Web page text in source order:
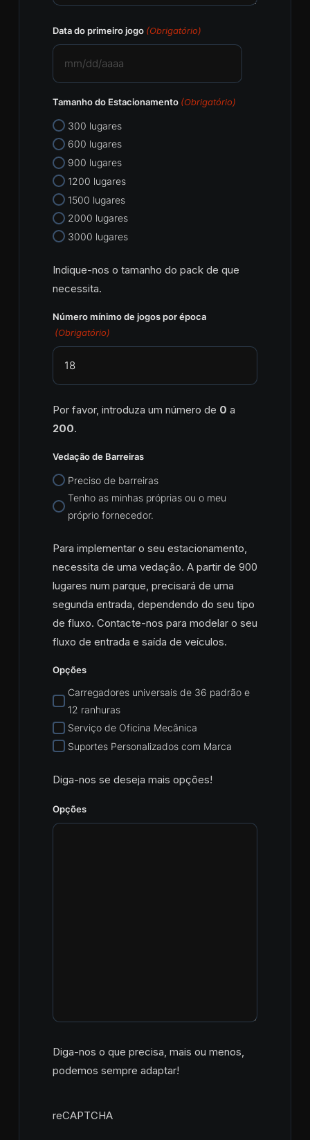
Data do primeiro jogo (Obrigatório)
DD
barra
AAAA
Tamanho do Estacionamento (Obrigatório)
300 lugares
600 lugares
900 lugares
1200 lugares
1500 lugares
2000 lugares
3000 lugares
Indique-nos o tamanho do pack de que
necessita.
Número mínimo de jogos por época
(Obrigatório)
Por favor, introduza um número de 0 a
200.
Vedação de Barreiras
Preciso de barreiras
Tenho as minhas próprias ou o meu
próprio fornecedor.
Para implementar o seu estacionamento,
necessita de uma vedação. A partir de 900
lugares num parque, precisará de uma
segunda entrada, dependendo do seu tipo
de fluxo. Contacte-nos para modelar o seu
fluxo de entrada e saída de veículos.
Opções
Carregadores universais de 36 padrão e
12 ranhuras
Serviço de Oficina Mecânica
Suportes Personalizados com Marca
Diga-nos se deseja mais opções!
Opções
Diga-nos o que precisa, mais ou menos,
podemos sempre adaptar!
reCAPTCHA